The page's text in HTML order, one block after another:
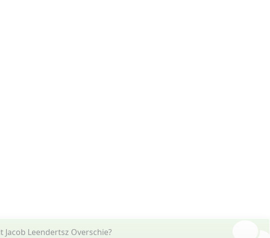
Leendertsz Overschie?